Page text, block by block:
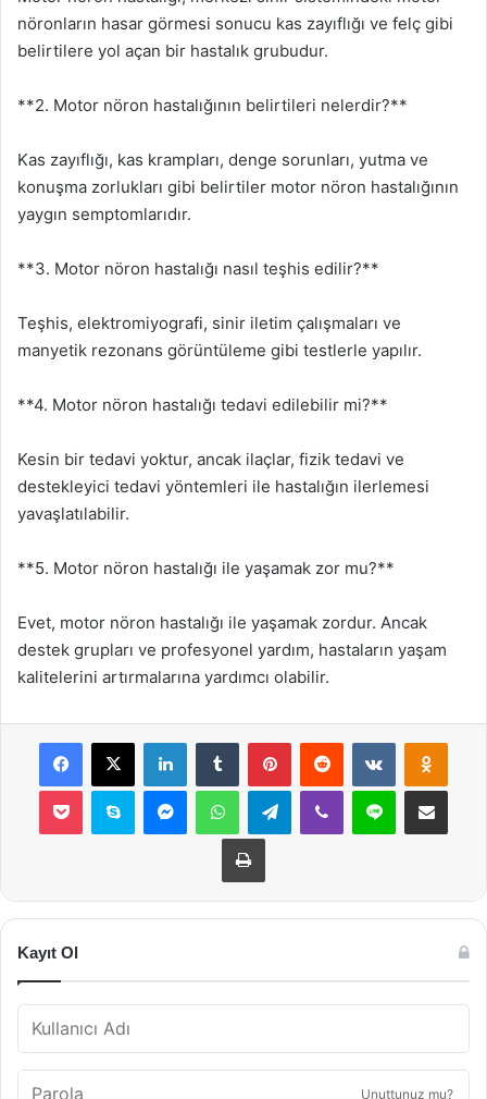
nöronların hasar görmesi sonucu kas zayıflığı ve felç gibi
belirtilere yol açan bir hastalık grubudur.
**2. Motor nöron hastalığının belirtileri nelerdir?**
Kas zayıflığı, kas krampları, denge sorunları, yutma ve
konuşma zorlukları gibi belirtiler motor nöron hastalığının
yaygın semptomlarıdır.
**3. Motor nöron hastalığı nasıl teşhis edilir?**
Teşhis, elektromiyografi, sinir iletim çalışmaları ve
manyetik rezonans görüntüleme gibi testlerle yapılır.
**4. Motor nöron hastalığı tedavi edilebilir mi?**
Kesin bir tedavi yoktur, ancak ilaçlar, fizik tedavi ve
destekleyici tedavi yöntemleri ile hastalığın ilerlemesi
yavaşlatılabilir.
**5. Motor nöron hastalığı ile yaşamak zor mu?**
Evet, motor nöron hastalığı ile yaşamak zordur. Ancak
destek grupları ve profesyonel yardım, hastaların yaşam
kalitelerini artırmalarına yardımcı olabilir.
Facebook
X LinkedInTumblr PinterestReddit VKontakte
Pocket Skype MessengerWhatsAppTelegramViber Line E-Posta ile
Yazdır
Kayıt Ol
Unuttunuz mu?